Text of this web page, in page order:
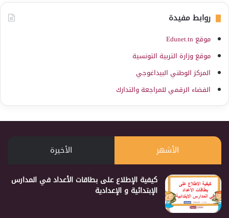
روابط مفيدة
موقع Edunet.tn
موقع وزارة التربية التونسية
المركز الوطني البيداغوجي
الفضاء الرقمي للمراجعة والتدارك
الأشهر الأخيرة
كيفية الإطلاع على بطاقات الأعداد في المدارس
الإبتدائية و الإعدادية